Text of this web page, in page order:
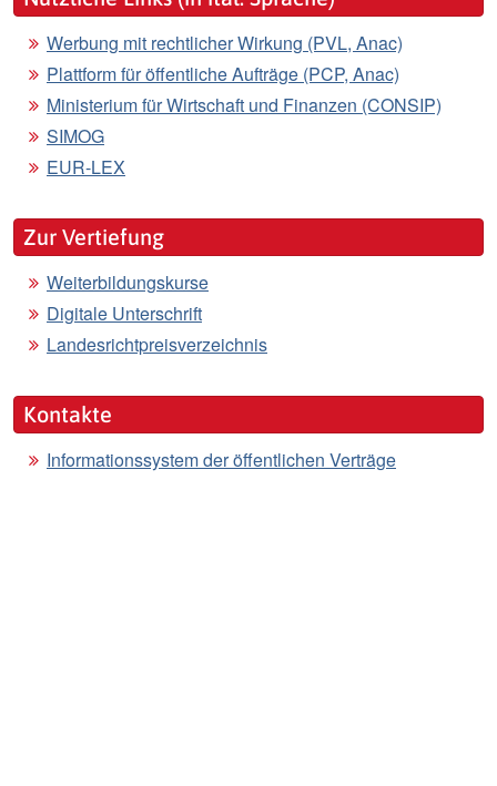
Werbung mit rechtlicher Wirkung (PVL, Anac)
Plattform für öffentliche Aufträge (PCP, Anac)
Ministerium für Wirtschaft und Finanzen (CONSIP)
SIMOG
EUR-LEX
Zur Vertiefung
Weiterbildungskurse
Digitale Unterschrift
Landesrichtpreisverzeichnis
Kontakte
Informationssystem der öffentlichen Verträge